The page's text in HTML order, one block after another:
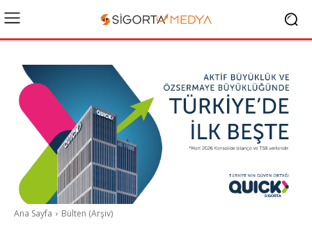
Ana Sayfa Bülten (Arşiv)